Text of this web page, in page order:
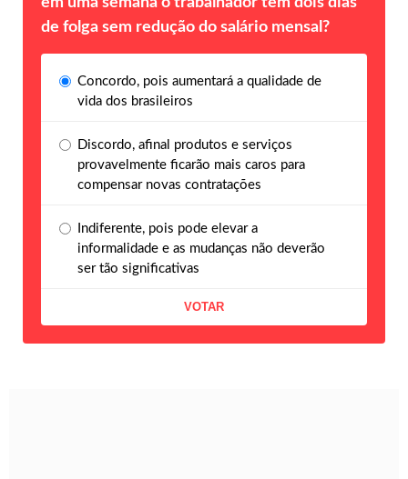
de folga sem redução do salário mensal?
Concordo, pois aumentará a qualidade de
vida dos brasileiros
Discordo, afinal produtos e serviços
provavelmente ficarão mais caros para
compensar novas contratações
Indiferente, pois pode elevar a
informalidade e as mudanças não deverão
ser tão significativas